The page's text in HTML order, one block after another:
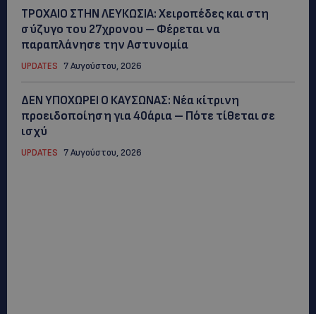
ΤΡΟΧΑΙΟ ΣΤΗΝ ΛΕΥΚΩΣΙΑ: Χειροπέδες και στη
σύζυγο του 27χρονου – Φέρεται να
παραπλάνησε την Αστυνομία
UPDATES 7 Αυγούστου, 2026
ΔΕΝ ΥΠΟΧΩΡΕΙ Ο ΚΑΥΣΩΝΑΣ: Νέα κίτρινη
προειδοποίηση για 40άρια – Πότε τίθεται σε
ισχύ
UPDATES 7 Αυγούστου, 2026